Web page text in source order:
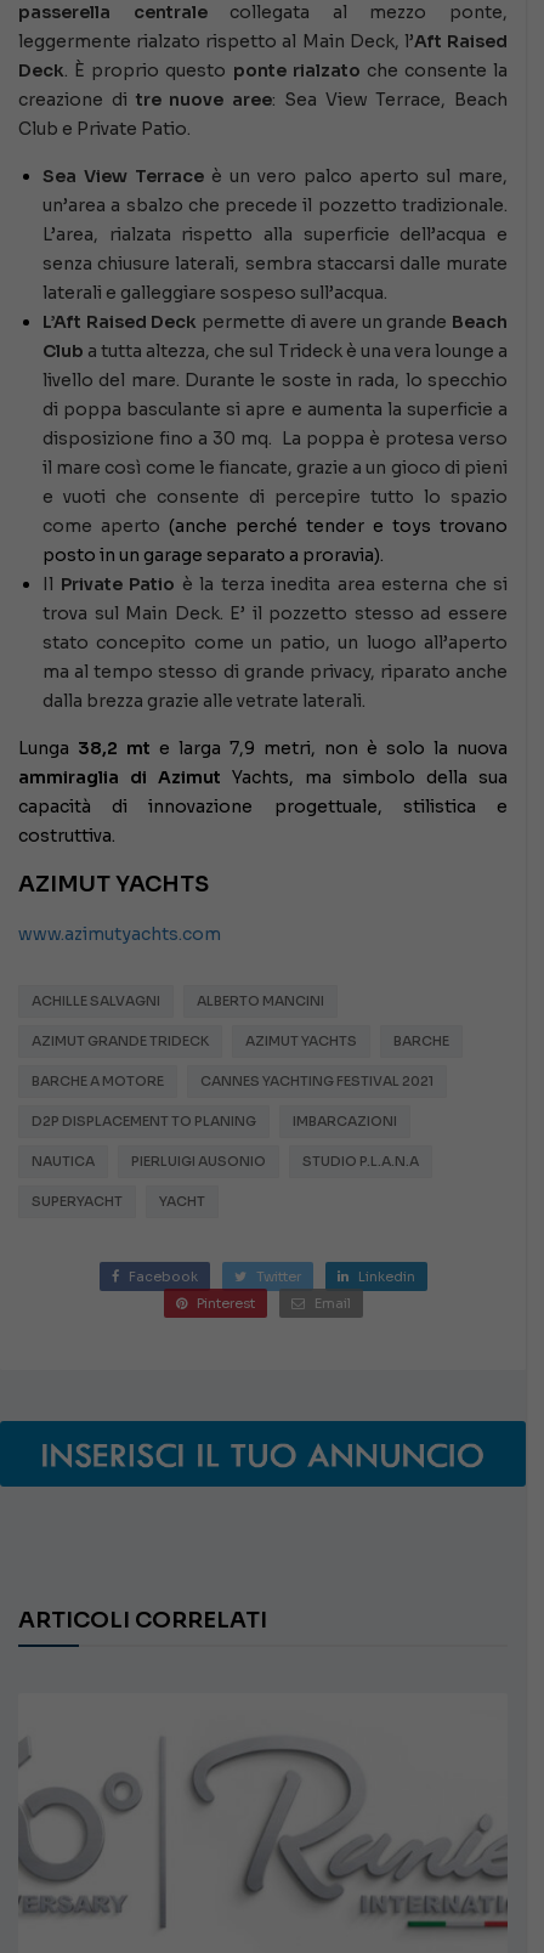
passerella centralecollegata al mezzo ponte,
leggermente rialzato rispetto al Main Deck, l’Aft Raised
Deck. È proprio questo ponte rialzato che consente la
creazione di tre nuove aree: Sea View Terrace, Beach
Club e Private Patio.
Sea View Terrace è un vero palco aperto sul mare,
un’area a sbalzo che precede il pozzetto tradizionale.
L’area, rialzata rispetto alla superficie dell’acqua e
senza chiusure laterali, sembra staccarsi dalle murate
laterali e galleggiare sospeso sull’acqua.
L’Aft Raised Deck permette di avere un grande Beach
Club a tutta altezza, che sul Trideck è una vera lounge a
livello del mare. Durante le soste in rada, lo specchio
di poppa basculante si apre e aumenta la superficie a
disposizione fino a 30 mq. La poppa è protesa verso
il mare così come le fiancate, grazie a un gioco di pieni
e vuoti che consente di percepire tutto lo spazio
come aperto (anche perché tender e toys trovano
posto in un garage separato a proravia).
Il Private Patio è la terza inedita area esterna che si
trova sul Main Deck. E’ il pozzetto stesso ad essere
stato concepito come un patio, un luogo all’aperto
ma al tempo stesso di grande privacy, riparato anche
dalla brezza grazie alle vetrate laterali.
Lunga 38,2 mt e larga 7,9 metri, non è solo la nuova
ammiraglia di Azimut Yachts, ma simbolo della sua
capacità di innovazione progettuale, stilistica e
costruttiva.
AZIMUT YACHTS
www.azimutyachts.com
ACHILLE SALVAGNI ALBERTO MANCINI
AZIMUT GRANDE TRIDECK AZIMUT YACHTS BARCHE
BARCHE A MOTORE CANNES YACHTING FESTIVAL 2021
D2P DISPLACEMENT TO PLANING IMBARCAZIONI
NAUTICA PIERLUIGI AUSONIO STUDIO P.L.A.N.A
SUPERYACHT YACHT
Facebook Twitter
Linkedin
Pinterest
Email
ARTICOLI CORRELATI